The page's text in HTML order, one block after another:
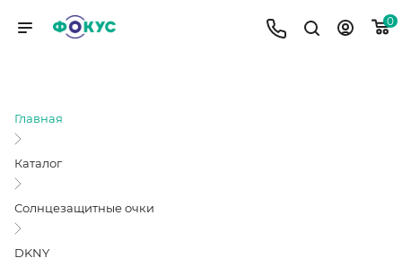
0
Главная
Каталог
Солнцезащитные очки
DKNY